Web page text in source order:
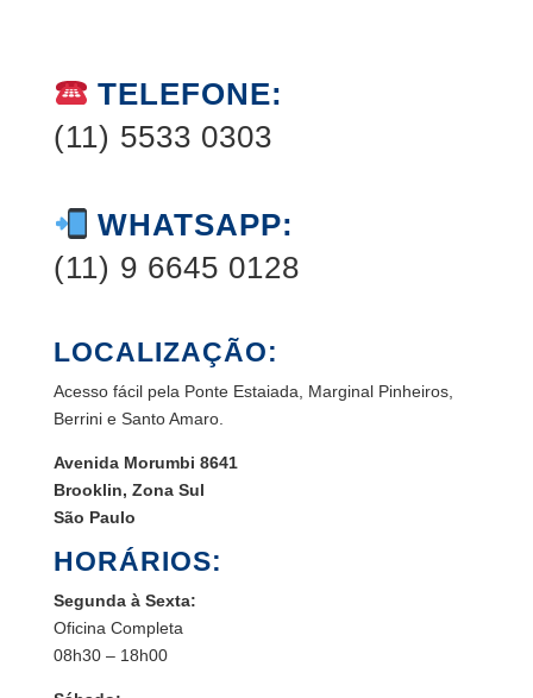
TELEFONE:
(11) 5533 0303
WHATSAPP:
(11) 9 6645 0128
LOCALIZAÇÃO:
Acesso fácil pela Ponte Estaiada, Marginal Pinheiros,
Berrini e Santo Amaro.
Avenida Morumbi 8641
Brooklin, Zona Sul
São Paulo
HORÁRIOS:
Segunda à Sexta:
Oficina Completa
08h30 – 18h00